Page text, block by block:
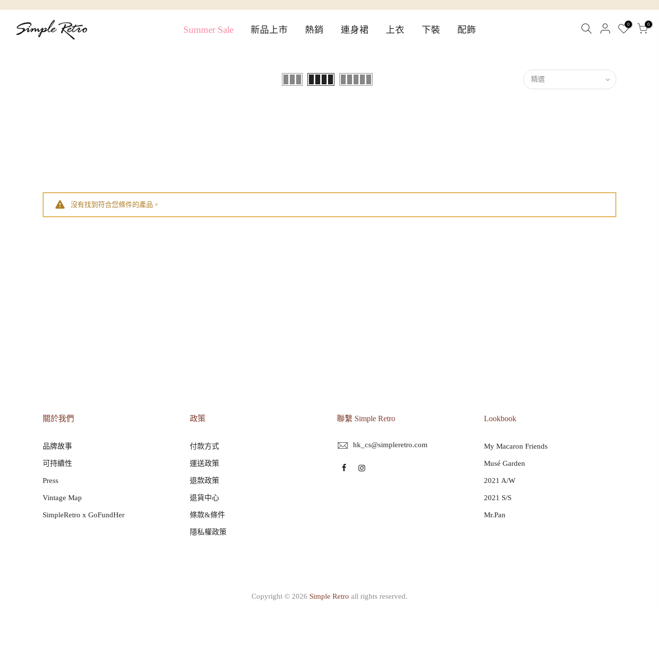
Summer Sale 新品上市 熱銷 連身裙 上衣 下裝 配飾
0 0
精選
沒有找到符合您條件的產品。
關於我們
品牌故事
可持續性
Press
Vintage Map
SimpleRetro x GoFundHer
政策
付款方式
運送政策
退款政策
退貨中心
條款&條件
隱私權政策
聯繫 Simple Retro
hk_cs@simpleretro.com
Lookbook
My Macaron Friends
Musé Garden
2021 A/W
2021 S/S
Mr.Pan
Copyright © 2026 Simple Retro all rights reserved.